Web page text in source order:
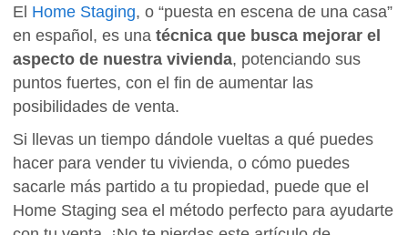
El Home Staging, o “puesta en escena de una casa”
en español, es unatécnica que busca mejorar el
aspecto de nuestra vivienda, potenciando sus
puntos fuertes, con el fin de aumentar las
posibilidades de venta.
Si llevas un tiempo dándole vueltas a qué puedes
hacer para vender tu vivienda, o cómo puedes
sacarle más partido a tu propiedad, puede que el
Home Staging sea el método perfecto para ayudarte